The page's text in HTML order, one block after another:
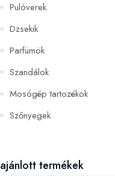
Pulóverek
Dzsekik
Parfümök
Szandálok
Mosógép tartozékok
Szőnyegek
Szerszámok és gépek
ajánlott termékek